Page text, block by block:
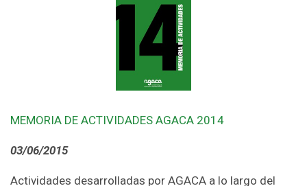
MEMORIA DE ACTIVIDADES AGACA 2014
03/06/2015
Actividades desarrolladas por AGACA a lo largo del